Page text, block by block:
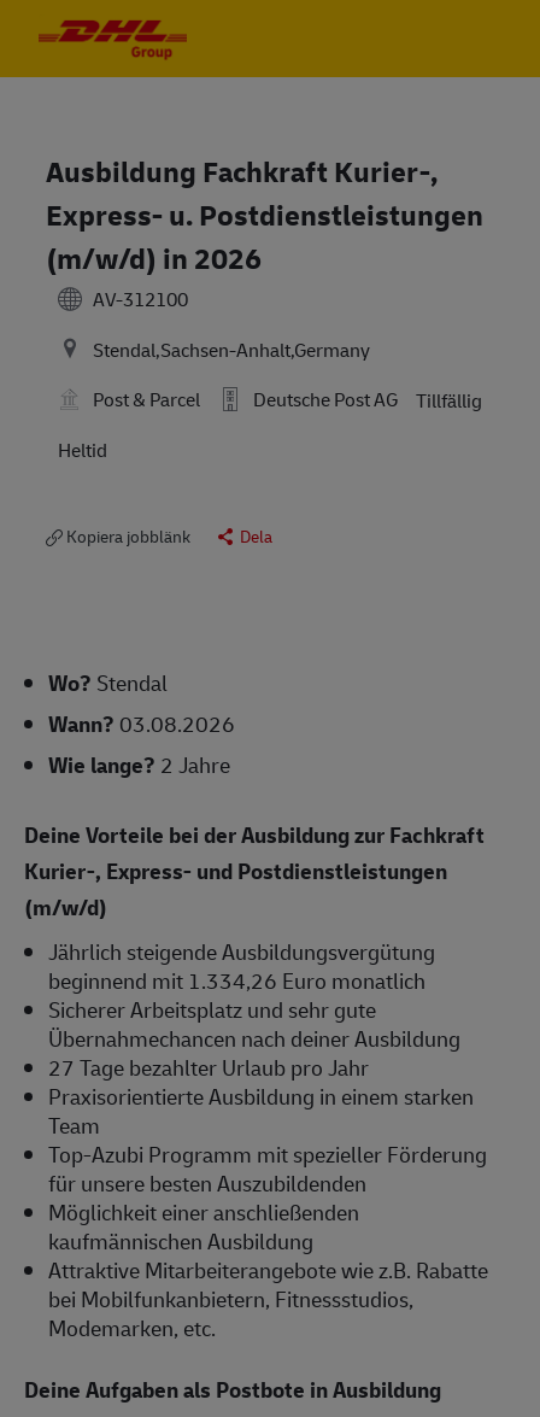
Ausbildung Fachkraft Kurier-,
Express- u. Postdienstleistungen
(m/w/d) in 2026
AV-312100
Stendal,Sachsen-Anhalt,Germany
Post & Parcel
Deutsche Post AG
Tillfällig
Heltid
Kopiera jobblänk Dela
Wo? Stendal
Wann? 03.08.2026
Wie lange? 2 Jahre
Deine Vorteile bei der Ausbildung zur Fachkraft
Kurier-, Express- und Postdienstleistungen
(m/w/d)
Jährlich steigende Ausbildungsvergütung
beginnend mit 1.334,26 Euro monatlich
Sicherer Arbeitsplatz und sehr gute
Übernahmechancen nach deiner Ausbildung
27 Tage bezahlter Urlaub pro Jahr
Praxisorientierte Ausbildung in einem starken
Team
Top-Azubi Programm mit spezieller Förderung
für unsere besten Auszubildenden
Möglichkeit einer anschließenden
kaufmännischen Ausbildung
Attraktive Mitarbeiterangebote wie z.B. Rabatte
bei Mobilfunkanbietern, Fitnessstudios,
Modemarken, etc.
Deine Aufgaben als Postbote in Ausbildung